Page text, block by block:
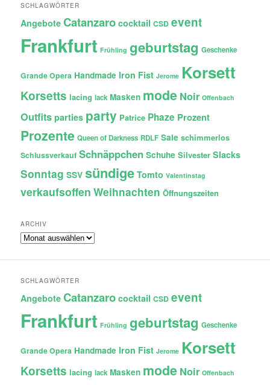
SCHLAGWÖRTER
Angebote Catanzaro cocktail CSD event
Frankfurt Frühling geburtstag Geschenke
Grande Opera Handmade Iron Fist Jerome Korsett
Korsetts lacing lack Masken mode Noir Offenbach
Outfits parties party Patrice Phaze Prozent
Prozente Queen of Darkness RDLF Sale schimmerlos
Schlussverkauf Schnäppchen Schuhe Silvester Slacks
Sonntag SSV sündige Tomto Valentinstag
verkaufsoffen Weihnachten Öffnungszeiten
ARCHIV
Archiv
SCHLAGWÖRTER
Angebote Catanzaro cocktail CSD event
Frankfurt Frühling geburtstag Geschenke
Grande Opera Handmade Iron Fist Jerome Korsett
Korsetts lacing lack Masken mode Noir Offenbach